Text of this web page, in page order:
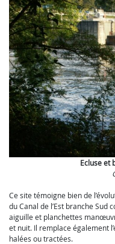
Ecluse et
Ce site témoigne bien de
du Canal de l’Est branche Sud
aiguille et planchettes
et nuit. Il remplace également
halées ou tractées.